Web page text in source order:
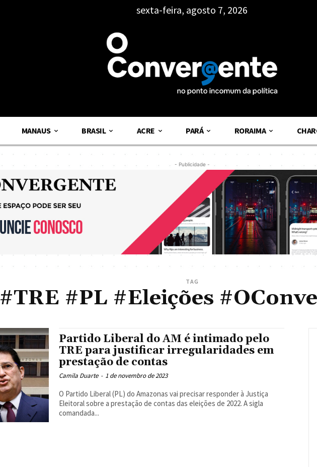
sexta-feira, agosto 7, 2026
MANAUS BRASIL ACRE PARÁ RORAIMA
- Publicidade -
TAG
#TRE #PL #Eleições
Partido Liberal do AM é intimado pelo
TRE para justificar irregularidades em
prestação de contas
Camila Duarte - 1 de novembro de 2023
O Partido Liberal (PL) do Amazonas vai precisar responder à Justiça
Eleitoral sobre a prestação de contas das eleições de 2022. A sigla
comandada...